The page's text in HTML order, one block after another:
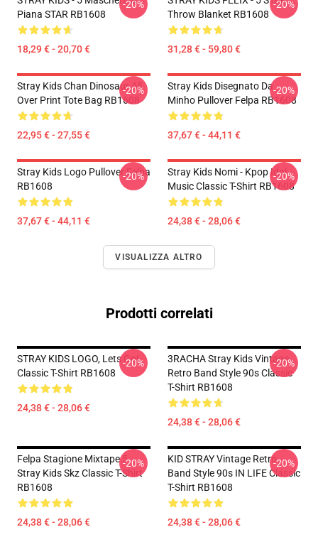
Piana STAR RB1608
18,29 € - 20,70 €
-20%
Throw Blanket RB1608
31,28 € - 59,80 €
-20%
Stray Kids Chan Dinosaur All
Over Print Tote Bag RB1608
22,95 € - 27,55 €
-20%
Stray Kids Disegnato Da
Minho Pullover Felpa RB1608
37,67 € - 44,11 €
-20%
Stray Kids Logo Pullover Felpa
RB1608
37,67 € - 44,11 €
-20%
Stray Kids Nomi - Kpop Idol
Music Classic T-Shirt RB1608
24,38 € - 28,06 €
-20%
VISUALIZZA ALTRO
Prodotti correlati
STRAY KIDS LOGO, Lets Go!
Classic T-Shirt RB1608
24,38 € - 28,06 €
-20%
3RACHA Stray Kids Vintage
Retro Band Style 90s Classic
T-Shirt RB1608
24,38 € - 28,06 €
-20%
Felpa Stagione Mixtape 5
Stray Kids Skz Classic T-Shirt
RB1608
24,38 € - 28,06 €
-20%
KID STRAY Vintage Retro
Band Style 90s IN LIFE Classic
T-Shirt RB1608
24,38 € - 28,06 €
-20%